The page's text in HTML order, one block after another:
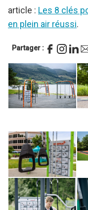
Vous souhaitez en
article : Les 8 clés
en plein air réussi.
Partager :